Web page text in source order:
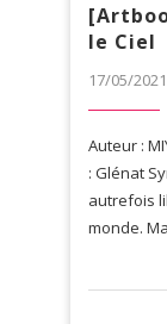
le Ciel
17/05/2021
Auteur :
: Glénat
autrefois
monde.